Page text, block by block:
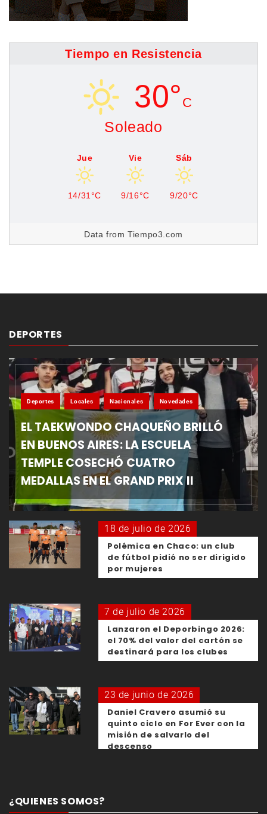
Tiempo en Resistencia
30° C
Soleado
Jue
14/31°C
Vie
9/16°C
Sáb
9/20°C
Data fromTiempo3.com
DEPORTES
Deportes Locales Nacionales Novedades
EL TAEKWONDO CHAQUEÑO BRILLÓ
EN BUENOS AIRES: LA ESCUELA
TEMPLE COSECHÓ CUATRO
MEDALLAS EN EL GRAND PRIX II
18 de julio de 2026
Polémica en Chaco: un club
de fútbol pidió no ser dirigido
por mujeres
7 de julio de 2026
Lanzaron el Deporbingo 2026:
el 70% del valor del cartón se
destinará para los clubes
23 de junio de 2026
Daniel Cravero asumió su
quinto ciclo en For Ever con la
misión de salvarlo del
descenso
¿QUIENES SOMOS?